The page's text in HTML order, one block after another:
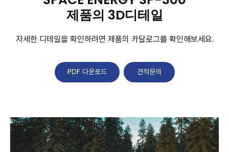
제품의 3D디테일
자세한 디테일을 확인하려면 제품의 카달로그를 확인해보세요.
PDF 다운로드 견적문의